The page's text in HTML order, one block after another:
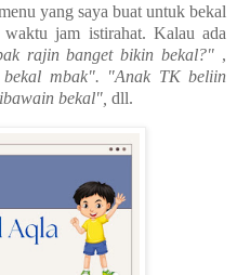
yang saya buat untuk bekal
jam istirahat. Kalau ada
rajin banget bikin bekal?" ,
bekal mbak". "Anak TK beliin
bekal", dll.